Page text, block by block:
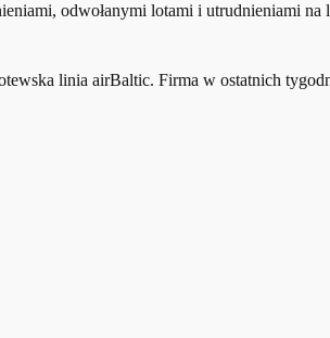
odwołanymi lotami i utrudnieniami
linia airBaltic. Firma w ostatnich